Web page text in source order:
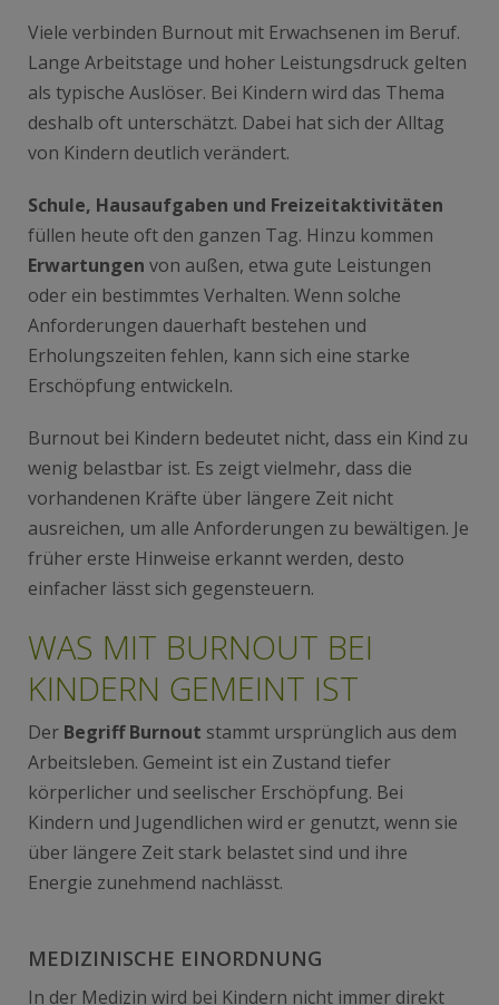
Viele verbinden Burnout mit Erwachsenen im Beruf.
Lange Arbeitstage und hoher Leistungsdruck gelten
als typische Auslöser. Bei Kindern wird das Thema
deshalb oft unterschätzt. Dabei hat sich der Alltag
von Kindern deutlich verändert.
Schule, Hausaufgaben und Freizeitaktivitäten
füllen heute oft den ganzen Tag. Hinzu kommen
Erwartungen von außen, etwa gute Leistungen
oder ein bestimmtes Verhalten. Wenn solche
Anforderungen dauerhaft bestehen und
Erholungszeiten fehlen, kann sich eine starke
Erschöpfung entwickeln.
Burnout bei Kindern bedeutet nicht, dass ein Kind zu
wenig belastbar ist. Es zeigt vielmehr, dass die
vorhandenen Kräfte über längere Zeit nicht
ausreichen, um alle Anforderungen zu bewältigen. Je
früher erste Hinweise erkannt werden, desto
einfacher lässt sich gegensteuern.
WAS MIT BURNOUT BEI
KINDERN GEMEINT IST
Der Begriff Burnout stammt ursprünglich aus dem
Arbeitsleben. Gemeint ist ein Zustand tiefer
körperlicher und seelischer Erschöpfung. Bei
Kindern und Jugendlichen wird er genutzt, wenn sie
über längere Zeit stark belastet sind und ihre
Energie zunehmend nachlässt.
MEDIZINISCHE EINORDNUNG
In der Medizin wird bei Kindern nicht immer direkt